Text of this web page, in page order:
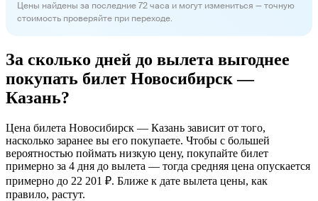
Цены найдены за последние 72 часа и могут измениться — точную
стоимость проверяйте при переходе.
За сколько дней до вылета выгоднее
покупать билет Новосибирск —
Казань?
Цена билета Новосибирск — Казань зависит от того,
насколько заранее вы его покупаете. Чтобы с большей
вероятностью поймать низкую цену, покупайте билет
примерно за 4 дня до вылета — тогда средняя цена опускается
примерно до 22 201 ₽. Ближе к дате вылета цены, как
правило, растут.